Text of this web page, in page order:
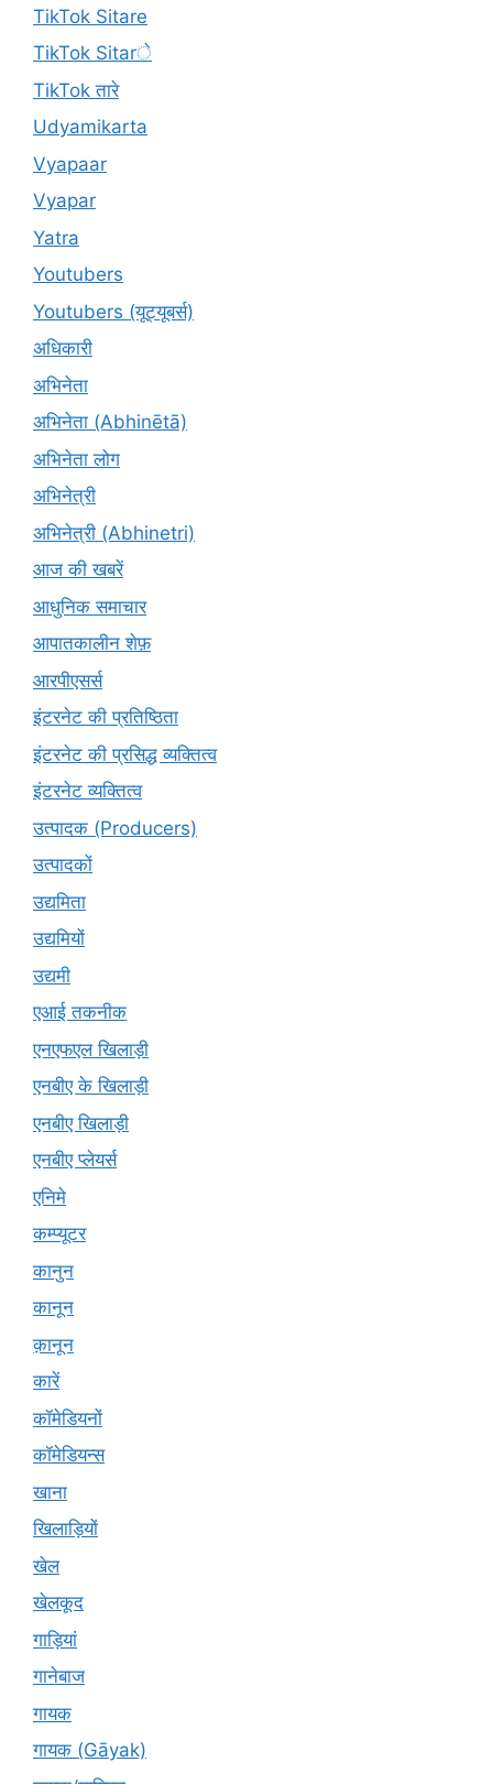
TikTok Sitare
TikTok Sitarे
TikTok तारे
Udyamikarta
Vyapaar
Vyapar
Yatra
Youtubers
Youtubers (यूट्यूबर्स)
अधिकारी
अभिनेता
अभिनेता (Abhinētā)
अभिनेता लोग
अभिनेत्री
अभिनेत्री (Abhinetri)
आज की खबरें
आधुनिक समाचार
आपातकालीन शेफ़
आरपीएसर्स
इंटरनेट की प्रतिष्ठिता
इंटरनेट की प्रसिद्ध व्यक्तित्व
इंटरनेट व्यक्तित्व
उत्पादक (Producers)
उत्पादकों
उद्यमिता
उद्यमियों
उद्यमी
एआई तकनीक
एनएफएल खिलाड़ी
एनबीए के खिलाड़ी
एनबीए खिलाड़ी
एनबीए प्लेयर्स
एनिमे
कम्प्यूटर
कानुन
कानून
क़ानून
कारें
कॉमेडियनों
कॉमेडियन्स
खाना
खिलाड़ियों
खेल
खेलकूद
गाड़ियां
गानेबाज
गायक
गायक (Gāyak)